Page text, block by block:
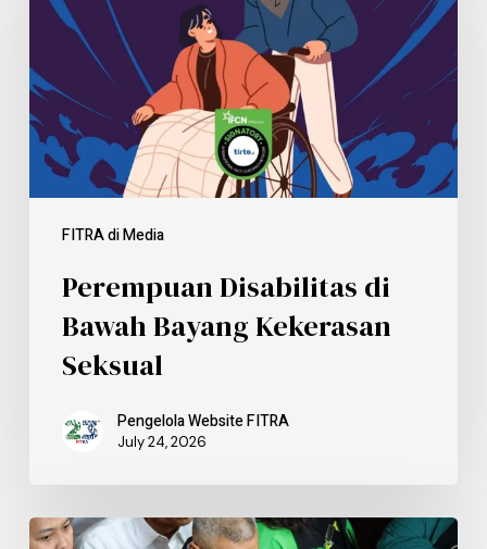
FITRA di Media
Perempuan Disabilitas di
Bawah Bayang Kekerasan
Seksual
Pengelola Website FITRA
July 24, 2026